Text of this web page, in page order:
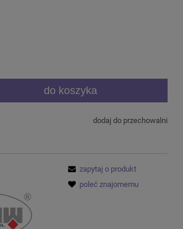
do koszyka
dodaj do przechowalni
zapytaj o produkt
poleć znajomemu